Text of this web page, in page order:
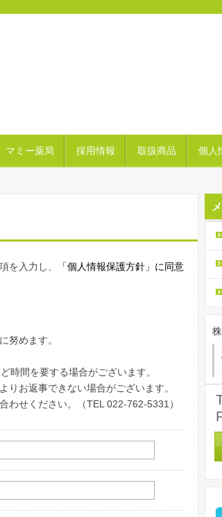
マミー薬局 採用情報 取扱商品 個人
を入力し、
「個人情報保護方針」に同意
努めます。
時間を要する場合がございます。
お返事できない場合がございます。
せください。（TEL 022-762-5331）